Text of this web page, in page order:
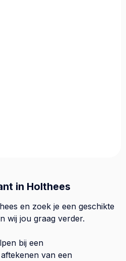
in Holthees
en zoek je een geschikte
wij jou graag verder.
bij een
van een